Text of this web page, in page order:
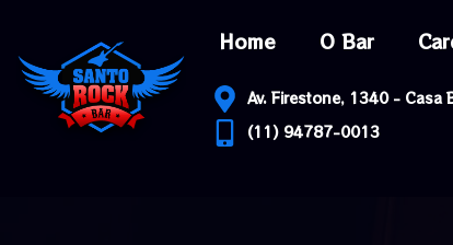
Home O Bar
Av. Firestone, 1340 - Casa
(11) 94787-0013